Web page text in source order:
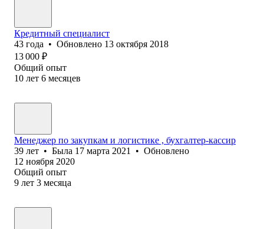
Кредитный специалист
43 года • Обновлено 13 октября 2018
13 000 ₽
Общий опыт
10 лет 6 месяцев
Менеджер по закупкам и логистике , бухгалтер-кассир
39 лет • Была 17 марта 2021 • Обновлено
12 ноября 2020
Общий опыт
9 лет 3 месяца